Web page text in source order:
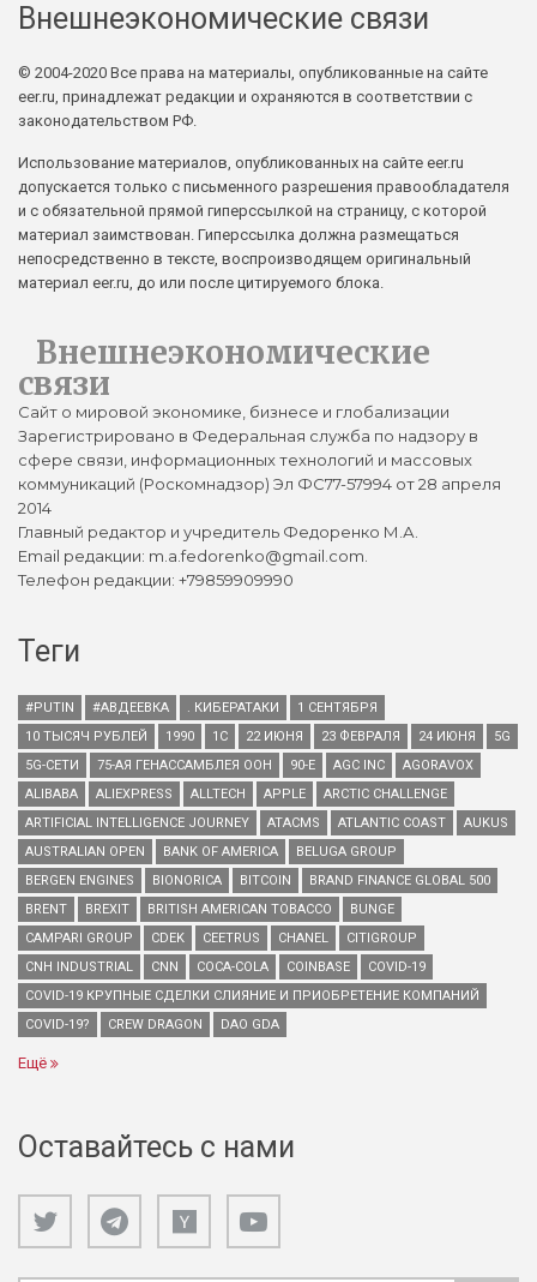
Внешнеэкономические связи
© 2004-2020 Все права на материалы, опубликованные на сайте
eer.ru, принадлежат редакции и охраняются в соответствии с
законодательством РФ.
Использование материалов, опубликованных на сайте eer.ru
допускается только с письменного разрешения правообладателя
и с обязательной прямой гиперссылкой на страницу, с которой
материал заимствован. Гиперссылка должна размещаться
непосредственно в тексте, воспроизводящем оригинальный
материал eer.ru, до или после цитируемого блока.
Внешнеэкономические
связи
Сайт о мировой экономике, бизнесе и глобализации
Зарегистрировано в Федеральная служба по надзору в
сфере связи, информационных технологий и массовых
коммуникаций (Роскомнадзор) Эл ФС77-57994 от 28 апреля
2014
Главный редактор и учредитель Федоренко М.А.
Email редакции: m.a.fedorenko@gmail.com.
Телефон редакции: +79859909990
Теги
#PUTIN #АВДЕЕВКА . КИБЕРАТАКИ
1 СЕНТЯБРЯ
10 ТЫСЯЧ РУБЛЕЙ
1990 1С 22 ИЮНЯ 23 ФЕВРАЛЯ 24 ИЮНЯ
5G
5G-СЕТИ
75-АЯ ГЕНАССАМБЛЕЯ ООН 90-Е AGC INC
AGORAVOX
ALIBABA
ALIEXPRESS ALLTECH APPLE
ARCTIC CHALLENGE
ARTIFICIAL INTELLIGENCE JOURNEY
ATACMS ATLANTIC COAST
AUKUS
AUSTRALIAN OPEN
BANK OF AMERICA
BELUGA GROUP
BERGEN ENGINES
BIONORICA BITCOIN
BRAND FINANCE GLOBAL 500
BRENT
BREXIT BRITISH AMERICAN TOBACCO
BUNGE
CAMPARI GROUP
CDEK CEETRUS CHANEL
CITIGROUP
CNH INDUSTRIAL
CNN COCA-COLA COINBASE
COVID-19
COVID-19 КРУПНЫЕ СДЕЛКИ СЛИЯНИЕ И ПРИОБРЕТЕНИЕ КОМПАНИЙ
COVID-19?
CREW DRAGON DAO GDA
Ещё
Оставайтесь с нами